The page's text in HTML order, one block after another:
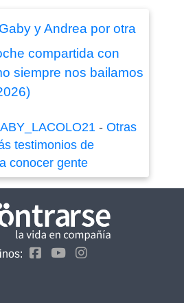
y Andrea por otra
compartida con
siempre nos bailamos
- Otras
testimonios de
conocer gente